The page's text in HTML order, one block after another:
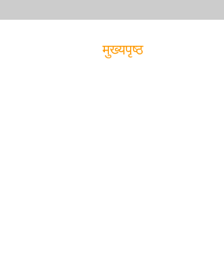
मुख्यपृष्ठ